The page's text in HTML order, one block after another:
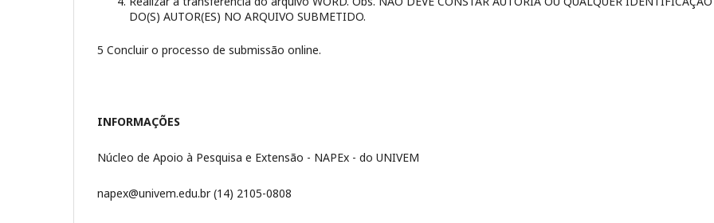
DO(S) AUTOR(ES) NO ARQUIVO SUBMETIDO.
5 Concluir o processo de submissão online.
INFORMAÇÕES
Núcleo de Apoio à Pesquisa e Extensão - NAPEx - do UNIVEM
napex@univem.edu.br (14) 2105-0808